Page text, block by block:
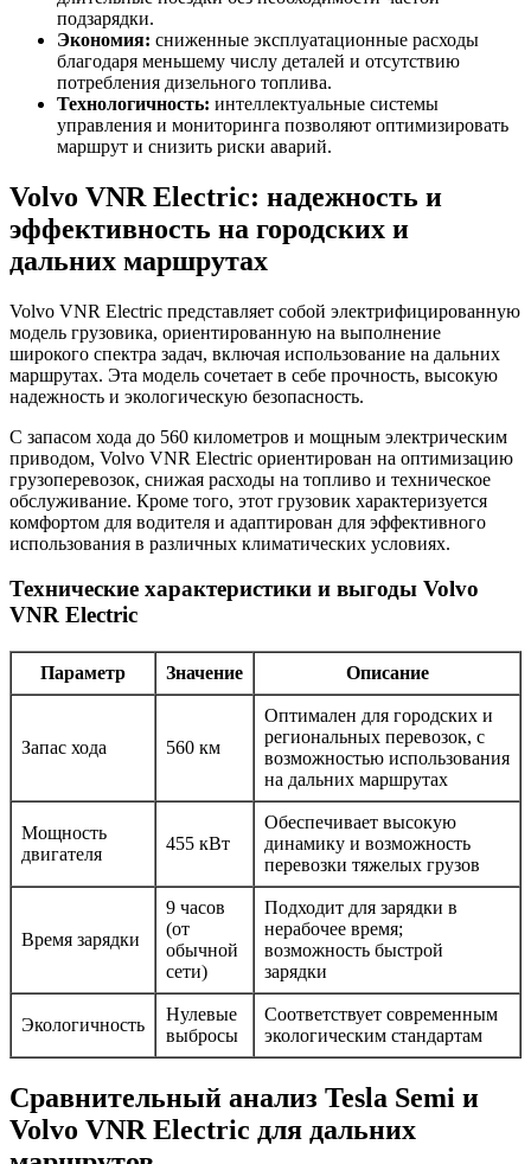
подзарядки.
Экономия: сниженные эксплуатационные расходы
благодаря меньшему числу деталей и отсутствию
потребления дизельного топлива.
Технологичность: интеллектуальные системы
управления и мониторинга позволяют оптимизировать
маршрут и снизить риски аварий.
Volvo VNR Electric: надежность и
эффективность на городских и
дальних маршрутах
Volvo VNR Electric представляет собой электрифицированную
модель грузовика, ориентированную на выполнение
широкого спектра задач, включая использование на дальних
маршрутах. Эта модель сочетает в себе прочность, высокую
надежность и экологическую безопасность.
С запасом хода до 560 километров и мощным электрическим
приводом, Volvo VNR Electric ориентирован на оптимизацию
грузоперевозок, снижая расходы на топливо и техническое
обслуживание. Кроме того, этот грузовик характеризуется
комфортом для водителя и адаптирован для эффективного
использования в различных климатических условиях.
Технические характеристики и выгоды Volvo
VNR Electric
Параметр Значение Описание
Запас хода 560 км
Оптимален для городских и
региональных перевозок, с
возможностью использования
на дальних маршрутах
Мощность
двигателя
455 кВт
Обеспечивает высокую
динамику и возможность
перевозки тяжелых грузов
Время зарядки
9 часов
(от
обычной
сети)
Подходит для зарядки в
нерабочее время;
возможность быстрой
зарядки
Экологичность
Нулевые
выбросы
Соответствует современным
экологическим стандартам
Сравнительный анализ Tesla Semi и
Volvo VNR Electric для дальних